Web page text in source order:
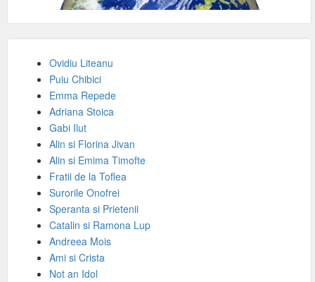
Ovidiu Liteanu
Puiu Chibici
Emma Repede
Adriana Stoica
Gabi Ilut
Alin si Florina Jivan
Alin si Emima Timofte
Fratii de la Toflea
Surorile Onofrei
Speranta si Prietenii
Catalin si Ramona Lup
Andreea Mois
Ami si Crista
Not an Idol